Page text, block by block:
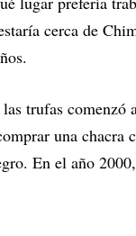
cerca de
trufas comenzó
una chacra
En el año